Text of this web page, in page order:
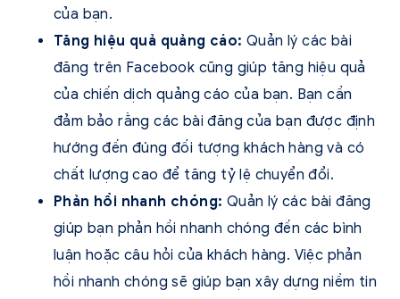
của bạn.
Tăng hiệu quả quảng cáo: Quản lý các bài
đăng trên Facebook cũng giúp tăng hiệu quả
của chiến dịch quảng cáo của bạn. Bạn cần
đảm bảo rằng các bài đăng của bạn được định
hướng đến đúng đối tượng khách hàng và có
chất lượng cao để tăng tỷ lệ chuyển đổi.
Phản hồi nhanh chóng: Quản lý các bài đăng
giúp bạn phản hồi nhanh chóng đến các bình
luận hoặc câu hỏi của khách hàng. Việc phản
hồi nhanh chóng sẽ giúp bạn xây dựng niềm tin